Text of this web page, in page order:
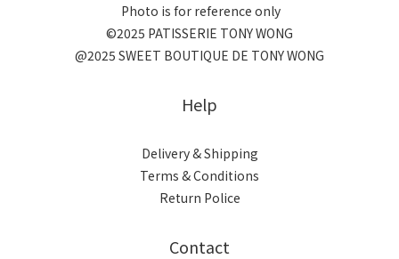
Photo is for reference only
©2025 PATISSERIE TONY WONG
@2025 SWEET BOUTIQUE DE TONY WONG
Help
Delivery & Shipping
Terms & Conditions
Return Police
Contact